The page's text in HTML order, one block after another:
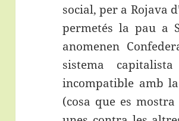
social, per a Rojava
permetés la pau a
anomenen
sistema
incompatible amb
(cosa que es